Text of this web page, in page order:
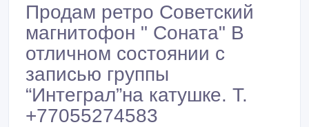
Продам ретро Советский
магнитофон " Соната" В
отличном состоянии с
записью группы
“Интеграл”на катушке. Т.
+77055274583